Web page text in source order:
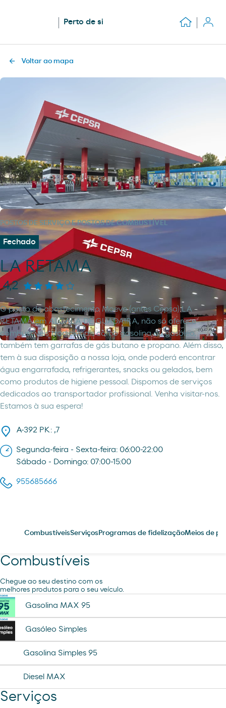
Perto de si
Voltar ao mapa
POSTOS DE SERVIÇO E POSTOS DE COMBUSTÍVEL
Fechado
LA RETAMA
4,2
O posto de abastecimento Moeve (antes Cepsa) LA
RETAMA em ALCALA DE GUADAIRA, não só oferece
combustíveis tradicionais como gasolina ou gasóleo,
também tem garrafas de gás butano e propano. Além disso,
tem à sua disposição a nossa loja, onde poderá encontrar
água engarrafada, refrigerantes, snacks ou gelados, bem
como produtos de higiene pessoal. Dispomos de serviços
dedicados ao transportador profissional. Venha visitar-nos.
Estamos à sua espera!
A-392 PK: ,7
Segunda-feira - Sexta-feira: 06:00-22:00
Sábado - Domingo: 07:00-15:00
955685666
CombustíveisServiços Programas de fidelizaçãoMeios de
Combustíveis
Chegue ao seu destino com os
melhores produtos para o seu veículo.
Gasolina MAX 95
Gasóleo Simples
Gasolina Simples 95
Diesel MAX
Serviços